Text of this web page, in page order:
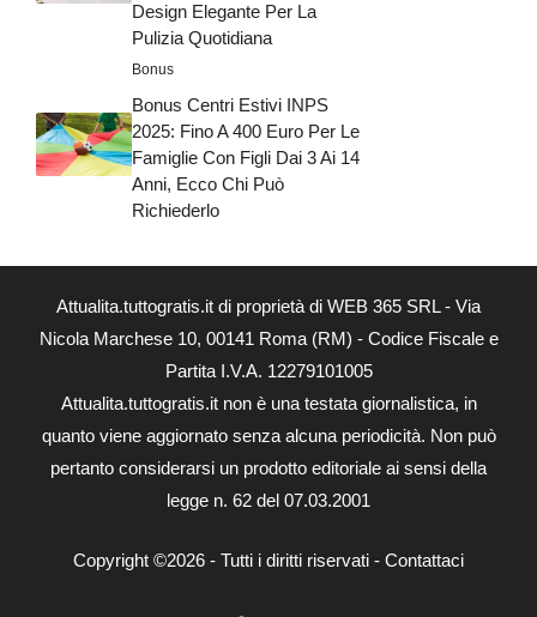
Design Elegante Per La
Pulizia Quotidiana
Bonus
Bonus Centri Estivi INPS
2025: Fino A 400 Euro Per Le
Famiglie Con Figli Dai 3 Ai 14
Anni, Ecco Chi Può
Richiederlo
Attualita.tuttogratis.it di proprietà di WEB 365 SRL - Via
Nicola Marchese 10, 00141 Roma (RM) - Codice Fiscale e
Partita I.V.A. 12279101005
Attualita.tuttogratis.it non è una testata giornalistica, in
quanto viene aggiornato senza alcuna periodicità. Non può
pertanto considerarsi un prodotto editoriale ai sensi della
legge n. 62 del 07.03.2001
Copyright ©2026 - Tutti i diritti riservati - Contattaci